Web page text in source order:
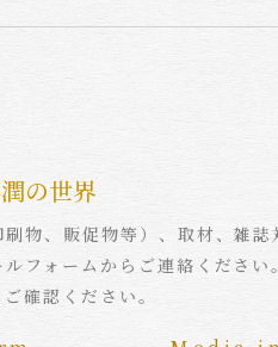
の世界
物、販促物等）、取材、雑
フォームからご連絡くださ
確認ください。